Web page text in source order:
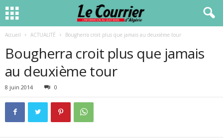
Accueil ACTUALITÉ Bougherra croit plus que jamais au deuxième tour
Bougherra croit plus que jamais
au deuxième tour
8 juin 2014 0